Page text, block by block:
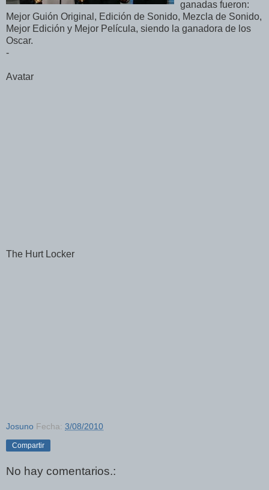
ganadas fueron:
Mejor Guión Original, Edición de Sonido, Mezcla de Sonido,
Mejor Edición y Mejor Película, siendo la ganadora de los
Oscar.
-
Avatar
The Hurt Locker
Josuno Fecha: 3/08/2010
Compartir
No hay comentarios.: